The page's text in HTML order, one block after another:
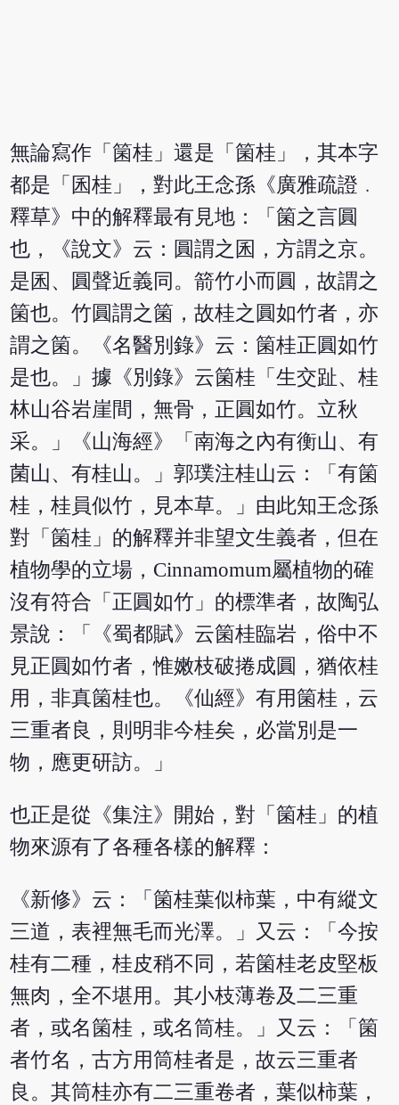
無論寫作「箘桂」還是「箘桂」，其本字
都是「囷桂」，對此王念孫《廣雅疏證﹒
釋草》中的解釋最有見地：「箘之言圓
也，《說文》云：圓謂之囷，方謂之京。
是囷、圓聲近義同。箭竹小而圓，故謂之
箘也。竹圓謂之箘，故桂之圓如竹者，亦
謂之箘。《名醫別錄》云：箘桂正圓如竹
是也。」據《別錄》云箘桂「生交趾、桂
林山谷岩崖間，無骨，正圓如竹。立秋
采。」《山海經》「南海之內有衡山、有
菌山、有桂山。」郭璞注桂山云：「有箘
桂，桂員似竹，見本草。」由此知王念孫
對「箘桂」的解釋并非望文生義者，但在
植物學的立場，Cinnamomum屬植物的確
沒有符合「正圓如竹」的標準者，故陶弘
景說：「《蜀都賦》云箘桂臨岩，俗中不
見正圓如竹者，惟嫩枝破捲成圓，猶依桂
用，非真箘桂也。《仙經》有用箘桂，云
三重者良，則明非今桂矣，必當別是一
物，應更研訪。」
也正是從《集注》開始，對「箘桂」的植
物來源有了各種各樣的解釋：
《新修》云：「箘桂葉似柿葉，中有縱文
三道，表裡無毛而光澤。」又云：「今按
桂有二種，桂皮稍不同，若箘桂老皮堅板
無肉，全不堪用。其小枝薄卷及二三重
者，或名箘桂，或名筒桂。」又云：「箘
者竹名，古方用筒桂者是，故云三重者
良。其筒桂亦有二三重卷者，葉似柿葉，